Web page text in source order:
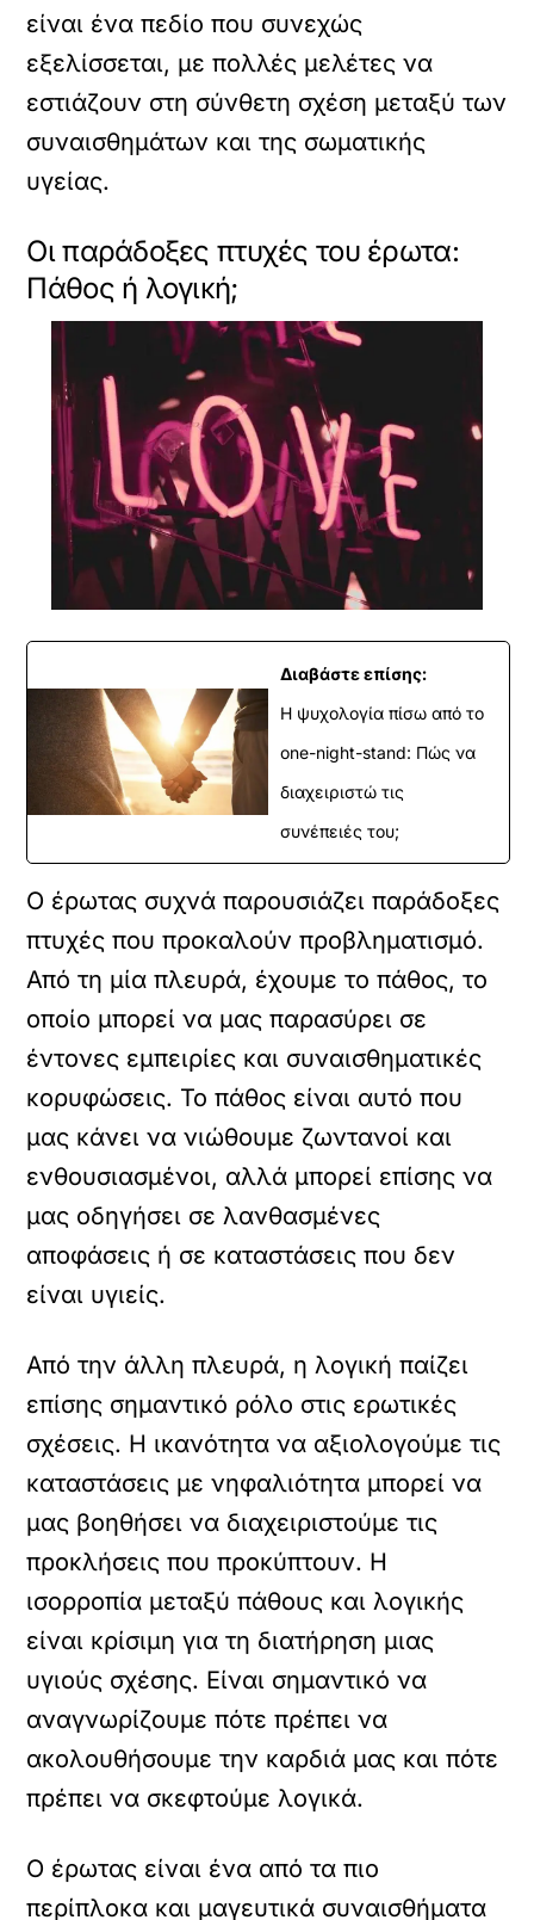
είναι ένα πεδίο που συνεχώς
εξελίσσεται, με πολλές μελέτες να
εστιάζουν στη σύνθετη σχέση μεταξύ των
συναισθημάτων και της σωματικής
υγείας.
Οι παράδοξες πτυχές του έρωτα:
Πάθος ή λογική;
Διαβάστε επίσης:
Η ψυχολογία πίσω από το
one-night-stand: Πώς να
διαχειριστώ τις
συνέπειές του;
Ο έρωτας συχνά παρουσιάζει παράδοξες
πτυχές που προκαλούν προβληματισμό.
Από τη μία πλευρά, έχουμε το πάθος, το
οποίο μπορεί να μας παρασύρει σε
έντονες εμπειρίες και συναισθηματικές
κορυφώσεις. Το πάθος είναι αυτό που
μας κάνει να νιώθουμε ζωντανοί και
ενθουσιασμένοι, αλλά μπορεί επίσης να
μας οδηγήσει σε λανθασμένες
αποφάσεις ή σε καταστάσεις που δεν
είναι υγιείς.
Από την άλλη πλευρά, η λογική παίζει
επίσης σημαντικό ρόλο στις ερωτικές
σχέσεις. Η ικανότητα να αξιολογούμε τις
καταστάσεις με νηφαλιότητα μπορεί να
μας βοηθήσει να διαχειριστούμε τις
προκλήσεις που προκύπτουν. Η
ισορροπία μεταξύ πάθους και λογικής
είναι κρίσιμη για τη διατήρηση μιας
υγιούς σχέσης. Είναι σημαντικό να
αναγνωρίζουμε πότε πρέπει να
ακολουθήσουμε την καρδιά μας και πότε
πρέπει να σκεφτούμε λογικά.
Ο έρωτας είναι ένα από τα πιο
περίπλοκα και μαγευτικά συναισθήματα